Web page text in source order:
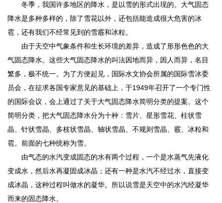
冬季，我国许多地区的降水，是以雪的形式出现的。大气固态
降水是多种多样的，除了雪花以外，还包括能造成很大危害的冰
雹，还有我们不经常见到的雪霰和冰粒。
由于天空中气象条件和生长环境的差异，造成了形形色色的大
气固态降水。这些大气固态降水的叫法因地而异，因人而异，名目
繁多，极不统一。为了方便起见，国际水文协会所属的国际雪冰委
员会，在征求各国专家意见的基础上，于1949年召开了一个专门性
的国际会议，会上通过了关于大气固态降水简明分类的提案。这个
简明分类，把大气固态降水分为十种：雪片、星形雪花、柱状雪
晶、针状雪晶、多枝状雪晶、轴状雪晶、不规则雪晶、霰、冰粒和
雹。前面的七种统称为雪。
由气态的水汽变成固态的水有两个过程，一个是水蒸气先液化
变成水，然后水再凝固成冰晶；还有一种是水汽不经过水，直接变
成冰晶，这种过程叫做水的凝华。所以说雪是天空中的水汽经凝华
而来的固态降水。